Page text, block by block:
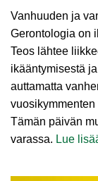
Vanhuuden ja
Gerontologia on
Teos lähtee
ikääntymisestä
auttamatta
Tämän päivän
varassa. Lue